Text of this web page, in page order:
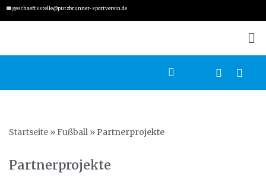
springen
geschaeftsstelle@putzbrunner-sportverein.de
Startseite » Fußball » Partnerprojekte
Partnerprojekte